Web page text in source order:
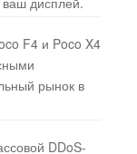
F4 и Poco X4
рынок в
DDoS-